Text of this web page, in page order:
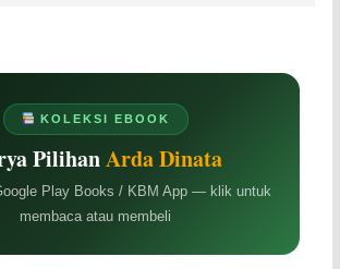
KOLEKSI EBOOK
PilihanArda Dinata
Play Books / KBM App — klik untuk
membaca atau membeli